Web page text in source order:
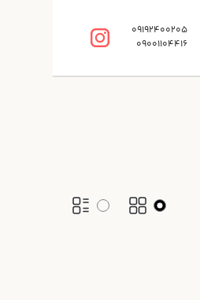
09192400205
09001104416